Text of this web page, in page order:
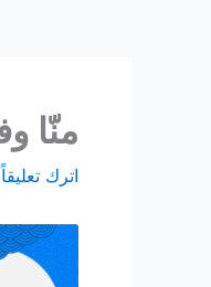
منّا
اترك تعليقاً